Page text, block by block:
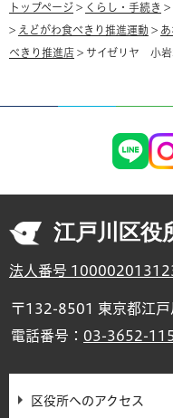
トップページ > くらし・手続き >
> えどがわ食べきり推進運動 >
べきり推進店 > サイゼリヤ 小岩
江戸川区役
法人番号
〒132-8501 東京都江
電話番号： 03-3652-
区役所へのアクセス